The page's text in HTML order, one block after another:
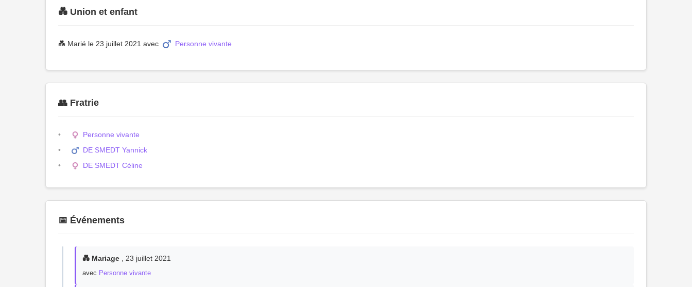
💑 Union et enfant
💑 Marié le 23 juillet 2021 avec Personne vivante
👥 Fratrie
Personne vivante
DE SMEDT Yannick
DE SMEDT Céline
📅 Événements
💑 Mariage , 23 juillet 2021
avec Personne vivante